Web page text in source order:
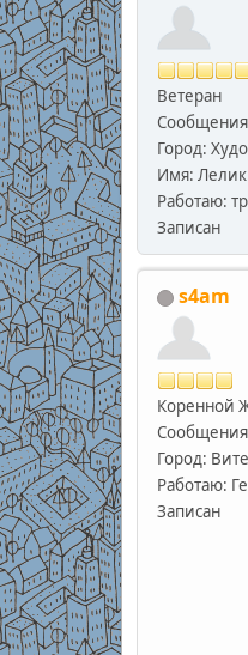
Ветеран
Город:
Имя: Лелик
Работаю:
Записан
s4am
Коренной
Город:
Работаю:
Записан